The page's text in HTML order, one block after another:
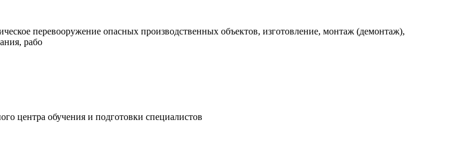
перевооружение опасных производственных объектов, изготовление, монтаж (демонтаж),
рабо
центра обучения и подготовки специалистов